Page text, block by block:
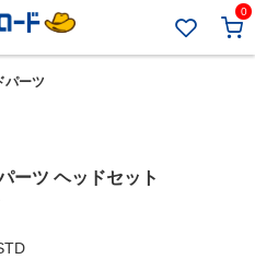
0
パーツ
ーツ ヘッドセット